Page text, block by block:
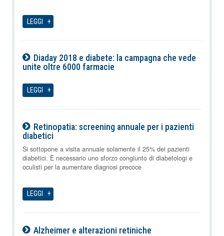
LEGGI
Diaday 2018 e diabete: la campagna che vede
unite oltre 6000 farmacie
LEGGI
Retinopatia: screening annuale per i pazienti
diabetici
09-08-2026
Si sottopone a visita annuale solamente il 25% dei pazienti
diabetici. È necessario uno sforzo congiunto di diabetologi e
oculisti per la aumentare diagnosi precoce
LEGGI
Alzheimer e alterazioni retiniche